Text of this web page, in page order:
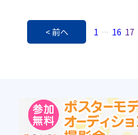
< 前へ 1 … 16 17